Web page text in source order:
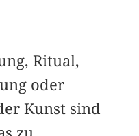
Ritual,
oder
Kunst sind
zu